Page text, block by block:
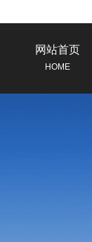
网站首页
HOME